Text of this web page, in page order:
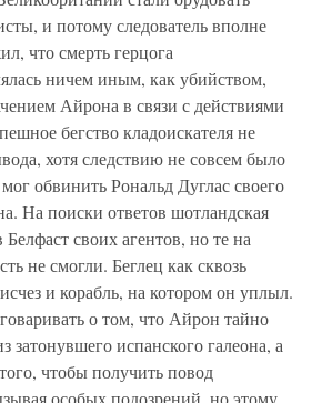
и потому следователь вполне
что смерть герцога
ничем иным, как убийством,
Айрона в связи с действиями
бегство кладоискателя не
хотя следствию не совсем было
обвинить Рональд Дуглас своего
На поиски ответов шотландская
своих агентов, но те на
не смогли. Беглец как сквозь
и корабль, на котором он уплыл.
о том, что Айрон тайно
затонувшего испанского галеона, а
чтобы получить повод
особых подозрений, но этому